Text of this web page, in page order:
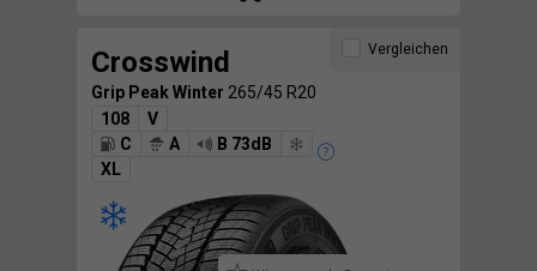
Crosswind
Grip Peak Winter 265/45 R20
108
V
C
A
B 73dB
XL
Vergleichen